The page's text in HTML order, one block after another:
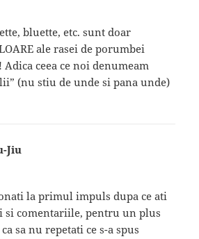
bluette, etc. sunt doar
ale rasei de porumbei
Adica ceea ce noi denumeam
(nu stiu de unde si pana unde)
Jiu
la primul impuls dupa ce ati
comentariile, pentru un plus
sa nu repetati ce s-a spus